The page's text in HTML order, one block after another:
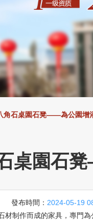
角石桌園石凳——為公園增
桌園石
發布時間： 2024-05-19
制作而成的家具，專門